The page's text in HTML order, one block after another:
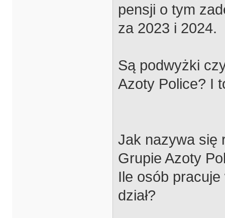
pensji o tym
za 2023 i 2024.
Są podwyżki
Azoty Police? I
Jak nazywa się
Grupie Azoty
Ile osób
dział?